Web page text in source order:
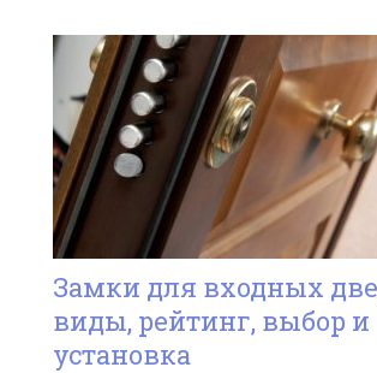
Замки для входных
виды, рейтинг, выбор и
установка